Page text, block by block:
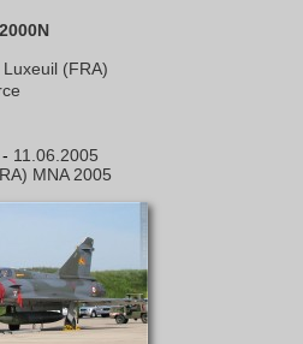
(FRA)
- 11.06.2005
MNA 2005